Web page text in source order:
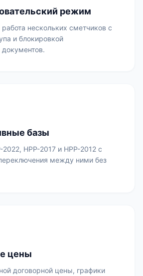
режим
нескольких сметчиков с
и блокировкой
базы
НРР-2017 и НРР-2012 с
между ними без
цены
договорной цены, графики